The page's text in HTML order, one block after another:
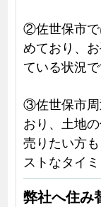
②佐世保市で
めており、
ている状況で
③佐世保市周
おり、土地
売りたい方
ストなタイ
弊社へ住み